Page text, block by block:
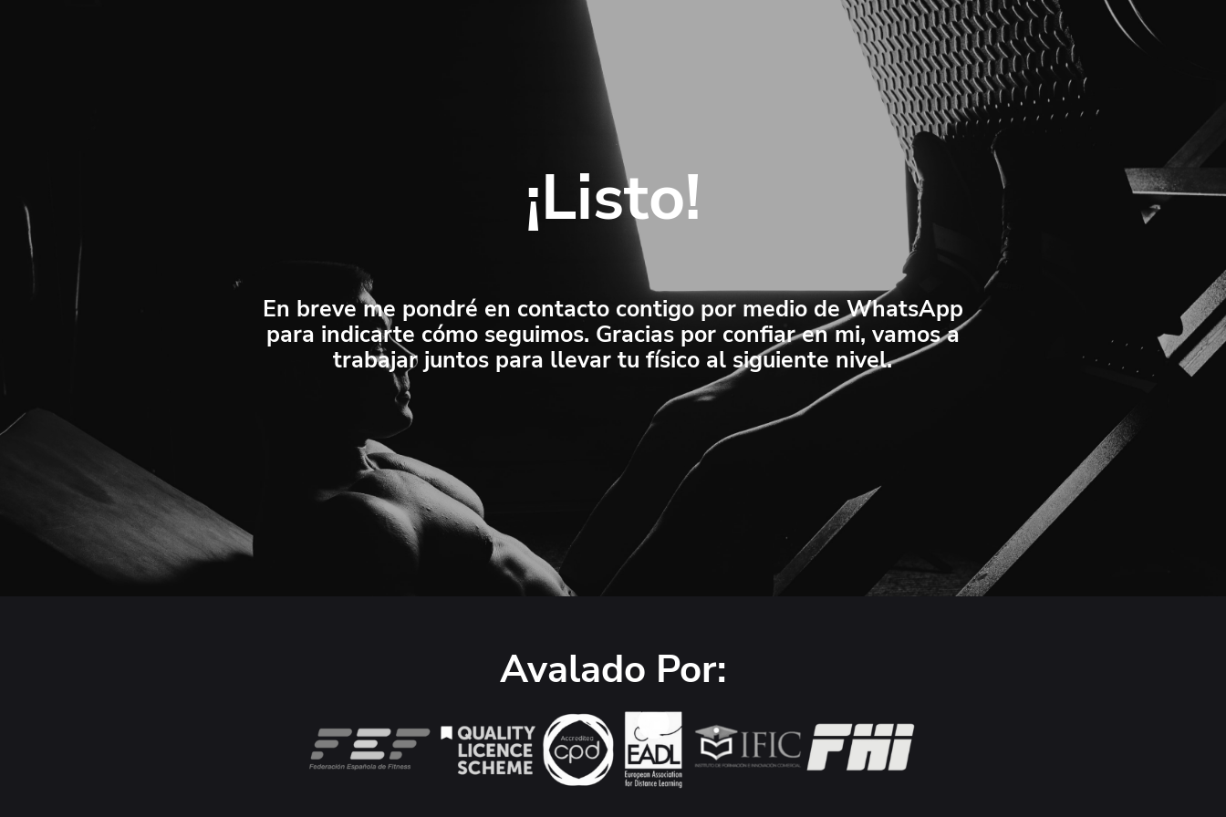
¡Listo!
En breve me pondré en contacto contigo por medio de WhatsApp
para indicarte cómo seguimos. Gracias por confiar en mi, vamos a
trabajar juntos para llevar tu físico al siguiente nivel.
Avalado Por: